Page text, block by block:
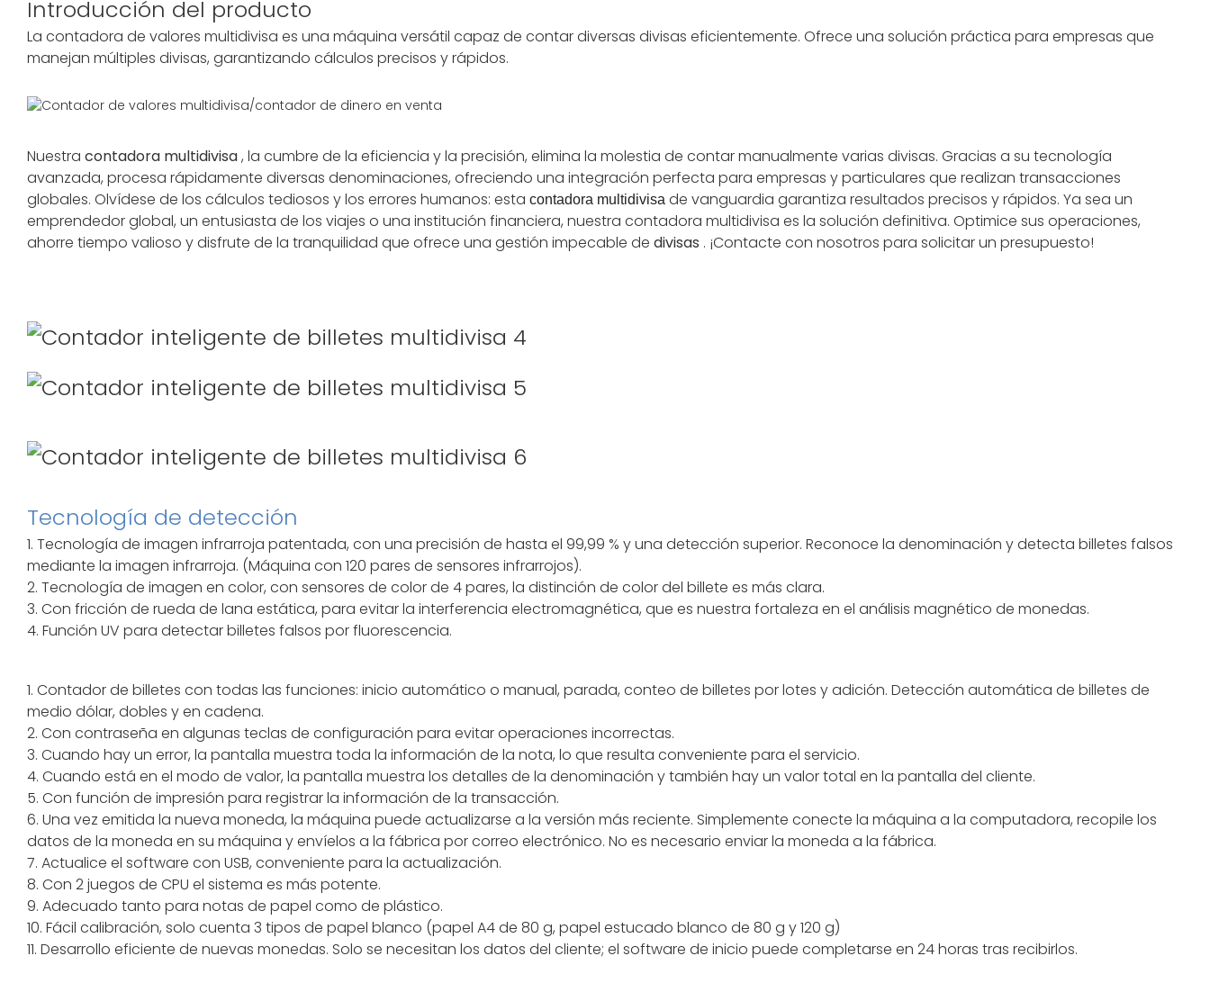
Introducción del producto
La contadora de valores multidivisa es una máquina versátil capaz de contar diversas divisas eficientemente. Ofrece una solución práctica para empresas que
manejan múltiples divisas, garantizando cálculos precisos y rápidos.
Nuestra contadora multidivisa, la cumbre de la eficiencia y la precisión, elimina la molestia de contar manualmente varias divisas. Gracias a su tecnología
avanzada, procesa rápidamente diversas denominaciones, ofreciendo una integración perfecta para empresas y particulares que realizan transacciones
globales. Olvídese de los cálculos tediosos y los errores humanos: esta contadora multidivisa de vanguardia garantiza resultados precisos y rápidos. Ya sea un
emprendedor global, un entusiasta de los viajes o una institución financiera, nuestra contadora multidivisa es la solución definitiva. Optimice sus operaciones,
ahorre tiempo valioso y disfrute de la tranquilidad que ofrece una gestión impecable de divisas . ¡Contacte con nosotros para solicitar un presupuesto!
Tecnología de detección
1. Tecnología de imagen infrarroja patentada, con una precisión de hasta el 99,99 % y una detección superior. Reconoce la denominación y detecta billetes falsos
mediante la imagen infrarroja. (Máquina con 120 pares de sensores infrarrojos).
2. Tecnología de imagen en color, con sensores de color de 4 pares, la distinción de color del billete es más clara.
3. Con fricción de rueda de lana estática, para evitar la interferencia electromagnética, que es nuestra fortaleza en el análisis magnético de monedas.
4. Función UV para detectar billetes falsos por fluorescencia.
1. Contador de billetes con todas las funciones: inicio automático o manual, parada, conteo de billetes por lotes y adición. Detección automática de billetes de
medio dólar, dobles y en cadena.
2. Con contraseña en algunas teclas de configuración para evitar operaciones incorrectas.
3. Cuando hay un error, la pantalla muestra toda la información de la nota, lo que resulta conveniente para el servicio.
4. Cuando está en el modo de valor, la pantalla muestra los detalles de la denominación y también hay un valor total en la pantalla del cliente.
5. Con función de impresión para registrar la información de la transacción.
6. Una vez emitida la nueva moneda, la máquina puede actualizarse a la versión más reciente. Simplemente conecte la máquina a la computadora, recopile los
datos de la moneda en su máquina y envíelos a la fábrica por correo electrónico. No es necesario enviar la moneda a la fábrica.
7. Actualice el software con USB, conveniente para la actualización.
8. Con 2 juegos de CPU el sistema es más potente.
9. Adecuado tanto para notas de papel como de plástico.
10. Fácil calibración, solo cuenta 3 tipos de papel blanco (papel A4 de 80 g, papel estucado blanco de 80 g y 120 g)
11. Desarrollo eficiente de nuevas monedas. Solo se necesitan los datos del cliente; el software de inicio puede completarse en 24 horas tras recibirlos.